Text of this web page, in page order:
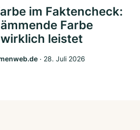
im Faktencheck:
Farbe
leistet
‧ 28. Juli 2026